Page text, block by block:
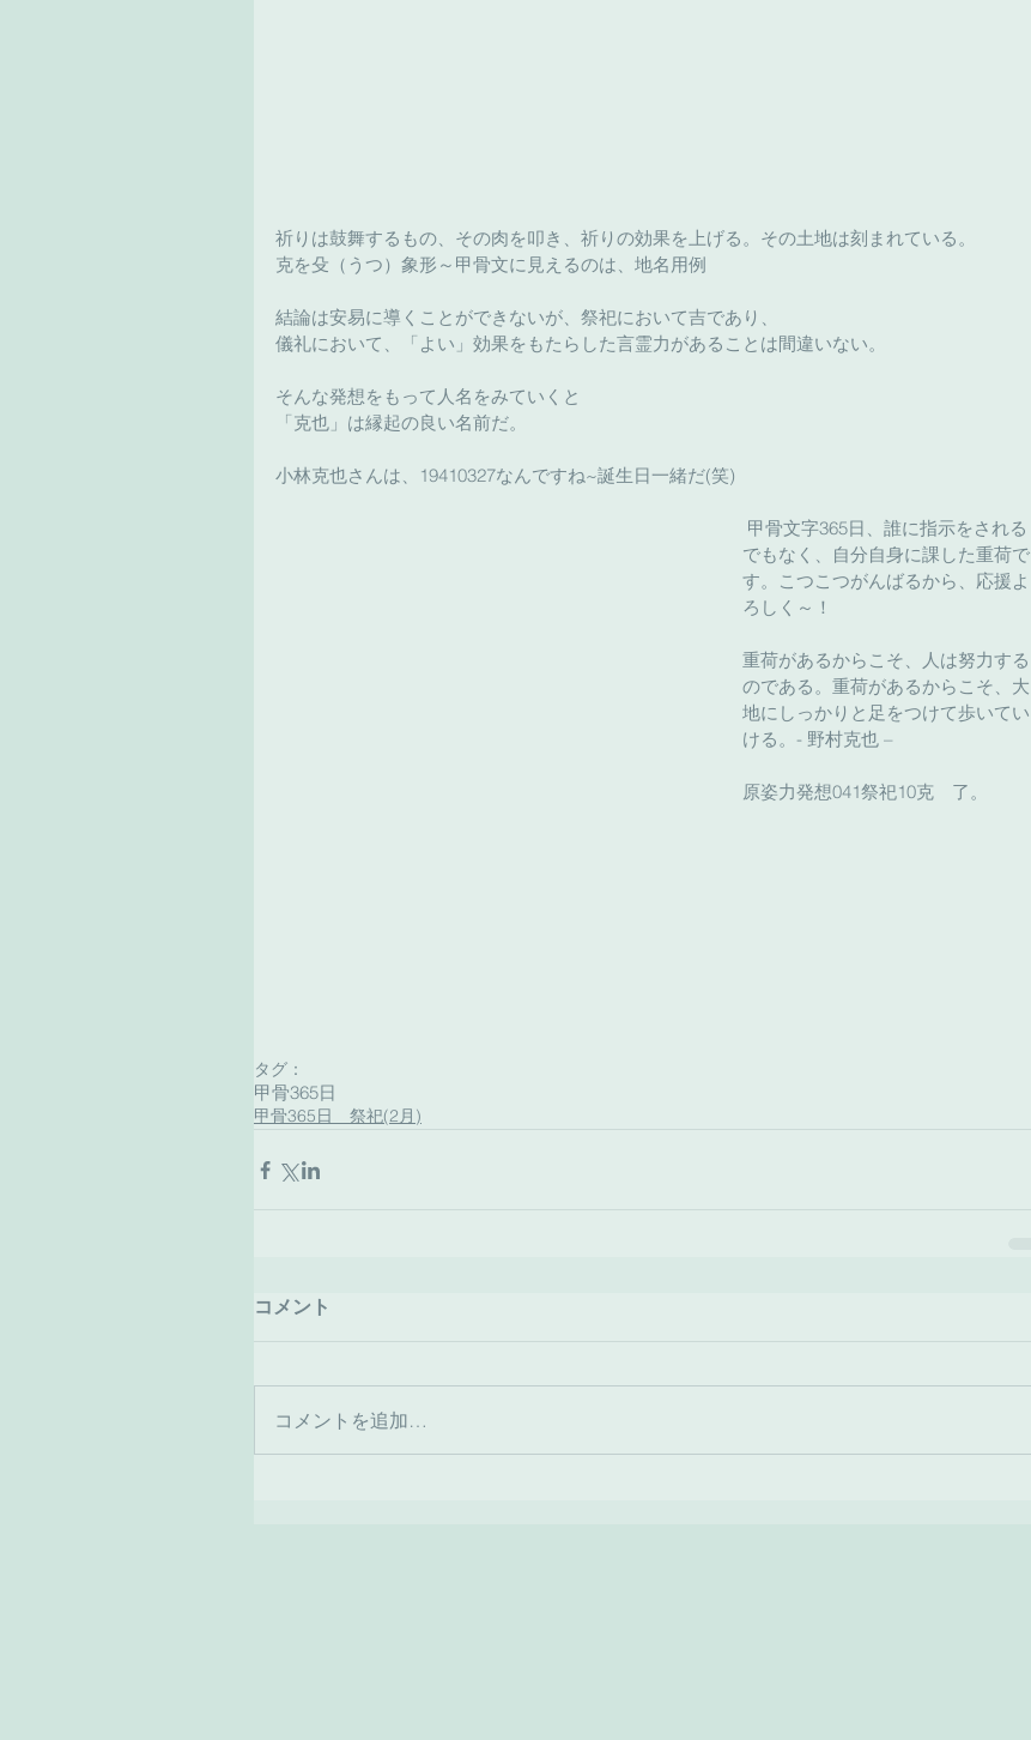
祈りは鼓舞するもの、その肉を叩き、祈りの効果を上げる。その土地は刻まれている。
克を殳（うつ）象形～甲骨文に見えるのは、地名用例
結論は安易に導くことができないが、祭祀において吉であり、
儀礼において、「よい」効果をもたらした言霊力があることは間違いない。
そんな発想をもって人名をみていくと
「克也」は縁起の良い名前だ。
小林克也さんは、19410327なんですね~誕生日一緒だ(笑)
でもなく、自分自身に課した重荷で
す。こつこつがんばるから、応援よ
ろしく～！
重荷があるからこそ、人は努力する
のである。重荷があるからこそ、大
地にしっかりと足をつけて歩いてい
ける。- 野村克也 –
原姿力発想041祭祀10克　了。
タグ：
甲骨365日
甲骨365日 祭祀(2月)
コメント
コメントを追加…